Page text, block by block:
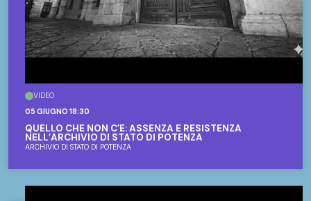
VIDEO
05 GIUGNO 18:30
QUELLO CHE NON C’È: ASSENZA E RESISTENZA
NELL’ARCHIVIO DI STATO DI POTENZA
ARCHIVIO DI STATO DI POTENZA